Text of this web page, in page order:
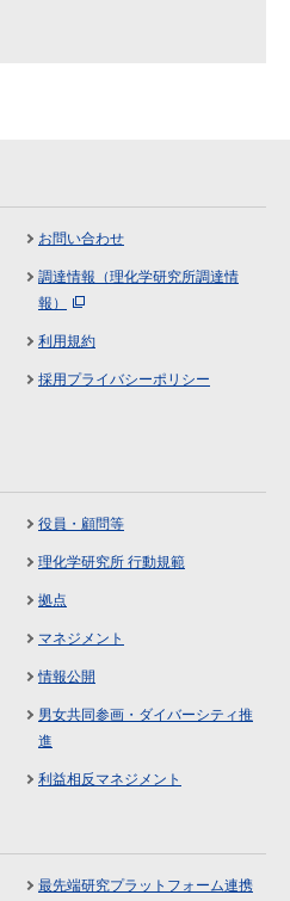
お問い合わせ
調達情報（理化学研究所調達情
報）
利用規約
採用プライバシーポリシー
役員・顧問等
理化学研究所 行動規範
拠点
マネジメント
情報公開
男女共同参画・ダイバーシティ推
進
利益相反マネジメント
最先端研究プラットフォーム連携